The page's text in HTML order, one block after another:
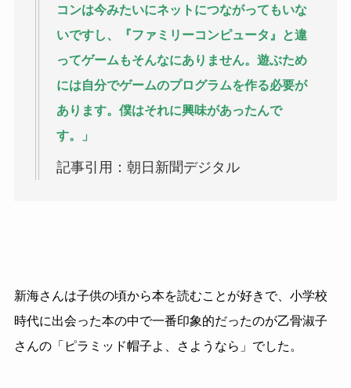
コンは今みたいにネットにつながってもいな
いですし、『ファミリーコンピュータ』と違
ってゲームもそんなにありません。遊ぶため
には自分でゲームのプログラムを作る必要が
あります。僕はそれに興味があったんで
す。」
記事引用：朝日新聞デジタル
新海さんは子供の頃から本を読むことが好きで、小学校
時代に出会った本の中で一番印象的だったのが乙骨淑子
さんの「ピラミッド帽子よ、さようなら」でした。